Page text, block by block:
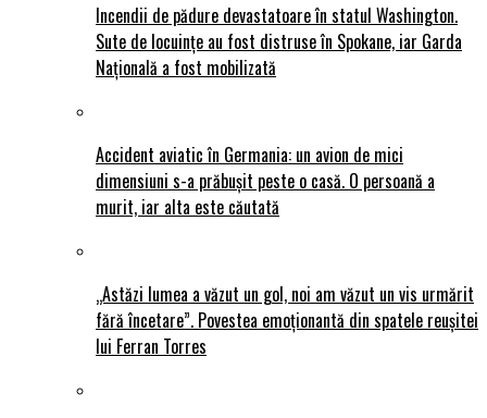
Incendii de pădure devastatoare în statul Washington.
Sute de locuințe au fost distruse în Spokane, iar Garda
Națională a fost mobilizată
Accident aviatic în Germania: un avion de mici
dimensiuni s-a prăbușit peste o casă. O persoană a
murit, iar alta este căutată
„Astăzi lumea a văzut un gol, noi am văzut un vis urmărit
fără încetare”. Povestea emoționantă din spatele reușitei
lui Ferran Torres